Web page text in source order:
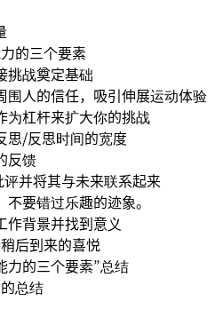
的三个要素
战奠定基础
人的信任，吸引伸展运动体验
杠杆来扩大你的挑战
/反思时间的宽度
反馈
并将其与未来联系起来
要错过乐趣的迹象。
背景并找到意义
后到来的喜悦
力的三个要素”总结
总结